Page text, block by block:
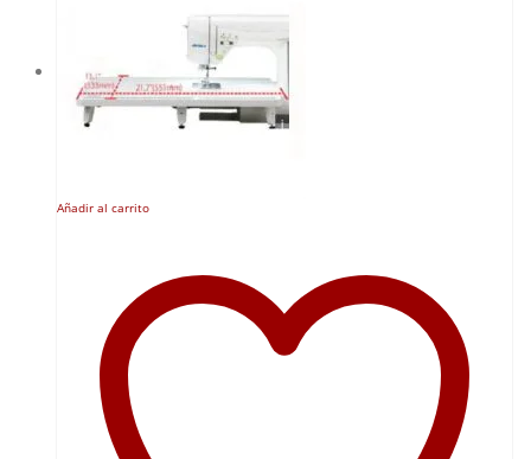
desde
21,49 €
hasta
27,27 €
Añadir al carrito